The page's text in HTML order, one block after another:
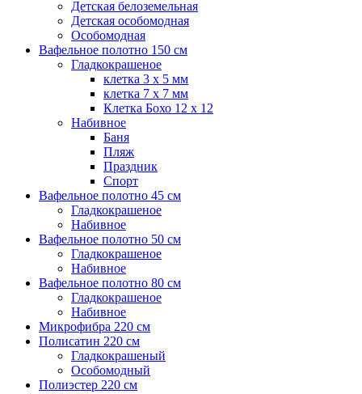
Детская белоземельная
Детская особомодная
Особомодная
Вафельное полотно 150 см
Гладкокрашеное
клетка 3 х 5 мм
клетка 7 х 7 мм
Клетка Бохо 12 x 12
Набивное
Баня
Пляж
Праздник
Спорт
Вафельное полотно 45 см
Гладкокрашеное
Набивное
Вафельное полотно 50 см
Гладкокрашеное
Набивное
Вафельное полотно 80 см
Гладкокрашеное
Набивное
Микрофибра 220 см
Полисатин 220 см
Гладкокрашеный
Особомодный
Полиэстер 220 см